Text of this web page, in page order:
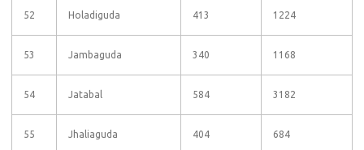
52 Holadiguda 413 1224
53 Jambaguda 340 1168
54 Jatabal 584 3182
55 Jhaliaguda 404 684